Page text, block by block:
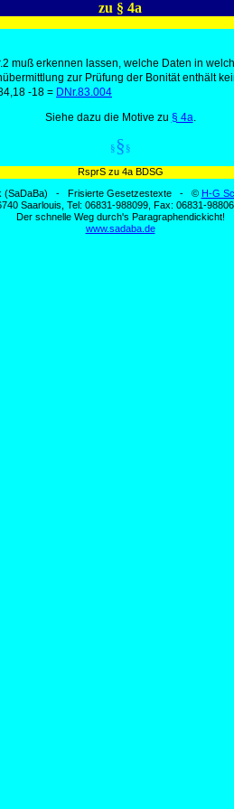
zu § 4a
muß erkennen lassen, welche Daten in
zur Prüfung der Bonität enthält
-18 = DNr.83.004
Siehe dazu die Motive zu § 4a.
§§ §
RsprS zu 4a BDSG
(SaDaBa) - Frisierte Gesetzestexte - © H-G
Saarlouis, Tel: 06831-988099, Fax: 06831-
Der schnelle Weg durch's Paragraphendickicht!
www.sadaba.de